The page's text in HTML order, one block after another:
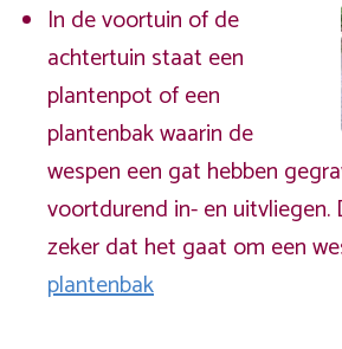
In de voortuin of de
achtertuin staat een
plantenpot of een
plantenbak waarin de
wespen een gat hebben
voortdurend in- en uitvliegen.
zeker dat het gaat om een
plantenbak